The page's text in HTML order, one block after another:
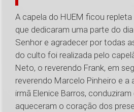
A capela do HUEM ficou
que dedicaram uma parte do
Senhor e agradecer por todas
do culto foi realizada pelo
Neto, o reverendo Frank, em
reverendo Marcelo Pinheiro e a
irmã Elenice Barros,
aqueceram o coração dos